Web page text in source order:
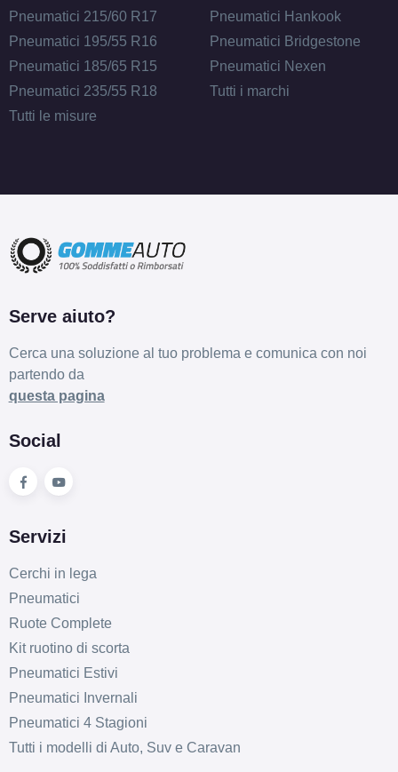
Pneumatici 215/60 R17
Pneumatici 195/55 R16
Pneumatici 185/65 R15
Pneumatici 235/55 R18
Tutti le misure
Pneumatici Hankook
Pneumatici Bridgestone
Pneumatici Nexen
Tutti i marchi
Serve aiuto?
Cerca una soluzione al tuo problema e comunica con noi
partendo da
questa pagina
Social
Servizi
Cerchi in lega
Pneumatici
Ruote Complete
Kit ruotino di scorta
Pneumatici Estivi
Pneumatici Invernali
Pneumatici 4 Stagioni
Tutti i modelli di Auto, Suv e Caravan